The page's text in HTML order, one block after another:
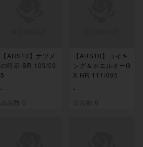
【ARS10】ナツメ
の暗示 SR 109/09
5
-
出品数 0
【ARS10】コイキ
ング＆ホエルオーG
X HR 111/095
-
出品数 0